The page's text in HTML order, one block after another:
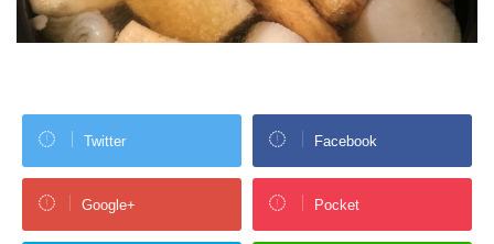
Twitter Facebook
Google+ Pocket